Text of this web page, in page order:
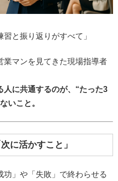
習と振り返りがすべて」
業マンを見てきた現場指導者
人に共通するのが、“たった3
いこと。
に活かすこと」
」や「失敗」で終わらせる